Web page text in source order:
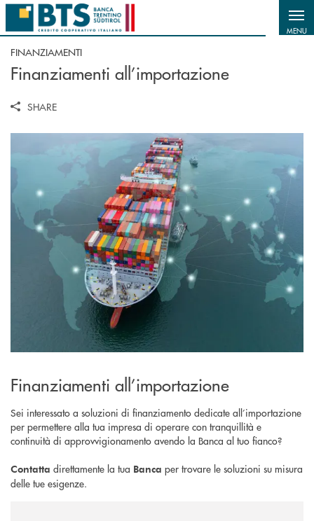
Salta al contenuto principale
MENU
FINANZIAMENTI
Finanziamenti all’importazione
SHARE
Finanziamenti all’importazione
Sei interessato a soluzioni di finanziamento dedicate all’importazione
per permettere alla tua impresa di operare con tranquillità e
continuità di approvvigionamento avendo la Banca al tuo fianco?
Contatta direttamente la tua Banca per trovare le soluzioni su misura
delle tue esigenze.